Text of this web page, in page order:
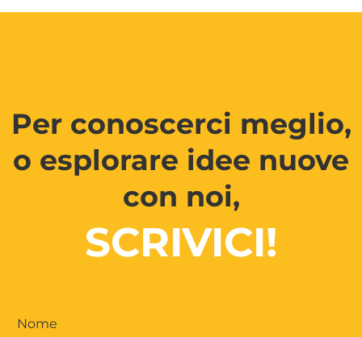
Per conoscerci meglio,
o esplorare idee nuove
con noi,
SCRIVICI!